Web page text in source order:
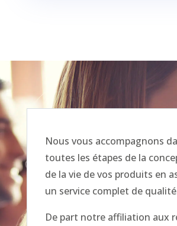
Nous vous accompagnons
toutes les étapes de la
de la vie de vos produits en
un service complet de
De part notre affiliation aux